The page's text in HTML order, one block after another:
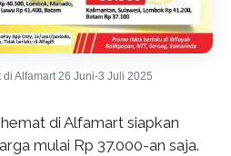
Alfamart 26 Juni-3 Juli 2025
di Alfamart siapkan
mulai Rp 37.000-an saja.